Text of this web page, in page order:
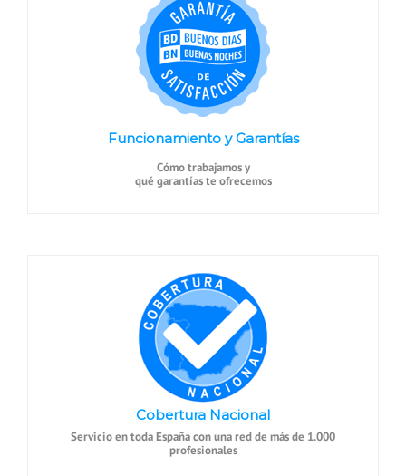
Funcionamiento y Garantías
Cómo trabajamos y
qué garantías te ofrecemos
Cobertura Nacional
Servicio en toda España con una red de más de 1.000
profesionales